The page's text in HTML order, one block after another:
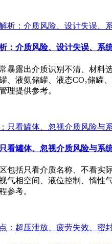
：介质风险、设计失误、系
暴露出介质识别不清、材料
、液氨储罐、液态CO₂储罐
理提供参考。
看罐体、忽视介质风险与系
包括只看介质名称、不看实
气相空间、液位控制、惰性
参考。